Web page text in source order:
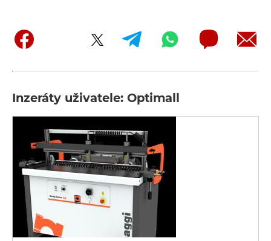
Inzeráty uživatele: Optimall